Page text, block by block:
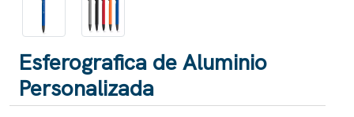
Esferografica de Aluminio
Personalizada